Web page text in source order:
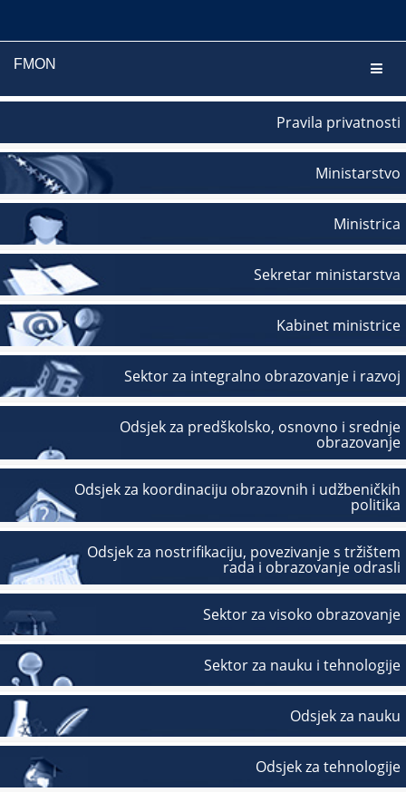
FMON
Pravila privatnosti
Ministarstvo
Ministrica
Sekretar ministarstva
Kabinet ministrice
Sektor za integralno obrazovanje i razvoj
Odsjek za predškolsko, osnovno i srednje
obrazovanje
Odsjek za koordinaciju obrazovnih i udžbeničkih
politika
Odsjek za nostrifikaciju, povezivanje s tržištem
rada i obrazovanje odrasli
Sektor za visoko obrazovanje
Sektor za nauku i tehnologije
Odsjek za nauku
Odsjek za tehnologije